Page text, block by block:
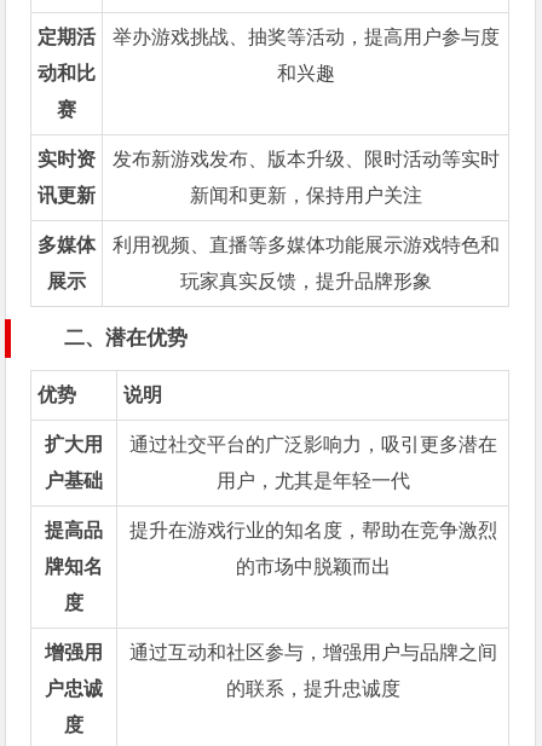
定期活
动和比
赛
举办游戏挑战、抽奖等活动，提高用户参与度
和兴趣
实时资
讯更新
发布新游戏发布、版本升级、限时活动等实时
新闻和更新，保持用户关注
多媒体
展示
利用视频、直播等多媒体功能展示游戏特色和
玩家真实反馈，提升品牌形象
二、潜在优势
优势 说明
扩大用
户基础
通过社交平台的广泛影响力，吸引更多潜在
用户，尤其是年轻一代
提高品
牌知名
度
提升在游戏行业的知名度，帮助在竞争激烈
的市场中脱颖而出
增强用
户忠诚
度
通过互动和社区参与，增强用户与品牌之间
的联系，提升忠诚度